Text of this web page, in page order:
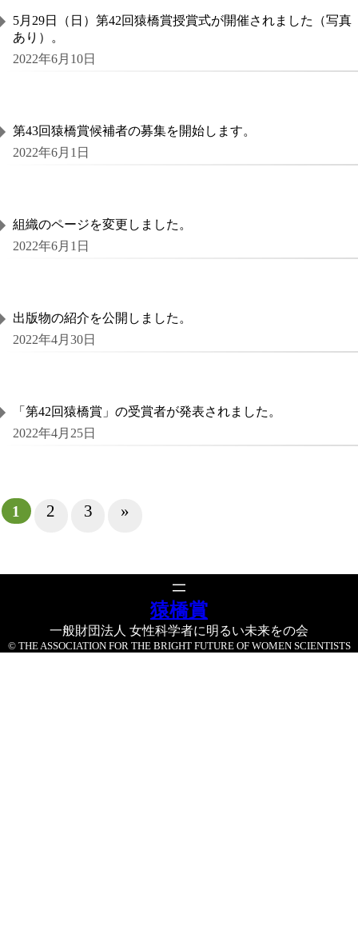
5月29日（日）第42回猿橋賞授賞式が開催されました（写真
あり）。
2022年6月10日
第43回猿橋賞候補者の募集を開始します。
2022年6月1日
組織のページを変更しました。
2022年6月1日
出版物の紹介を公開しました。
2022年4月30日
「第42回猿橋賞」の受賞者が発表されました。
2022年4月25日
1 2 3 »
猿橋賞
一般財団法人 女性科学者に明るい未来をの会
© THE ASSOCIATION FOR THE BRIGHT FUTURE OF WOMEN SCIENTISTS